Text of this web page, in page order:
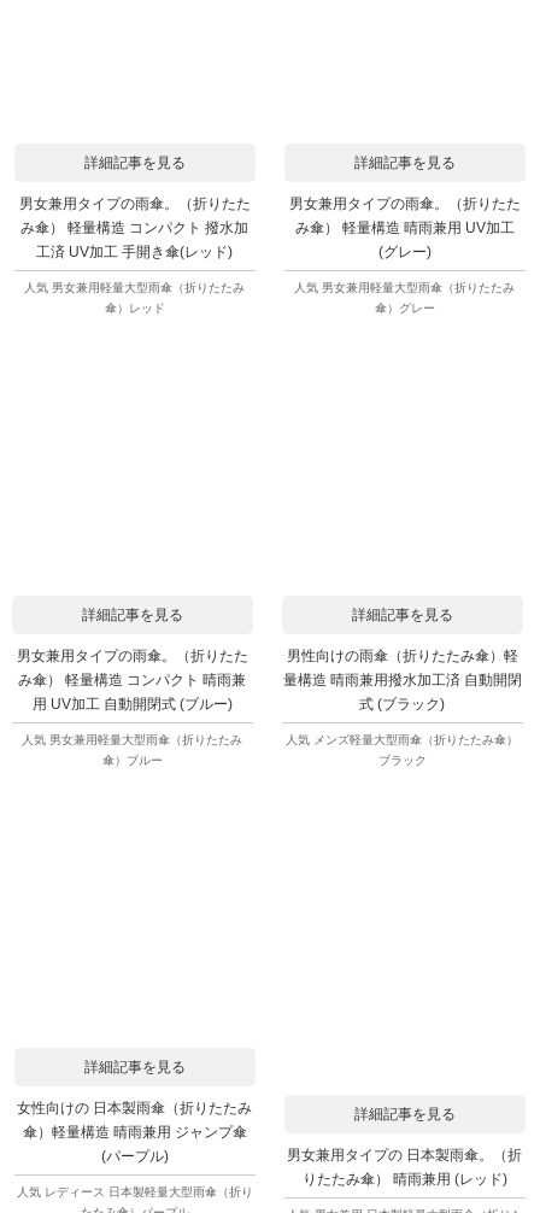
詳細記事を見る
男女兼用タイプの雨傘。（折りたた
み傘） 軽量構造 コンパクト 撥水加
工済 UV加工 手開き傘(レッド)
人気 男女兼用軽量大型雨傘（折りたたみ
傘）レッド
詳細記事を見る
男女兼用タイプの雨傘。（折りたた
み傘） 軽量構造 晴雨兼用 UV加工
(グレー)
人気 男女兼用軽量大型雨傘（折りたたみ
傘）グレー
詳細記事を見る
男女兼用タイプの雨傘。（折りたた
み傘） 軽量構造 コンパクト 晴雨兼
用 UV加工 自動開閉式 (ブルー)
人気 男女兼用軽量大型雨傘（折りたたみ
傘）ブルー
詳細記事を見る
男性向けの雨傘（折りたたみ傘）軽
量構造 晴雨兼用撥水加工済 自動開閉
式 (ブラック)
人気 メンズ軽量大型雨傘（折りたたみ傘）
ブラック
詳細記事を見る
女性向けの 日本製雨傘（折りたたみ
傘）軽量構造 晴雨兼用 ジャンプ傘
(パープル)
人気 レディース 日本製軽量大型雨傘（折り
詳細記事を見る
男女兼用タイプの 日本製雨傘。（折
りたたみ傘） 晴雨兼用 (レッド)